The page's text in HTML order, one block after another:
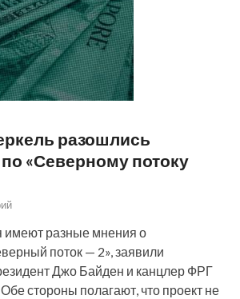
разошлись
«Северному потоку
разные мнения о
поток — 2», заявили
Джо Байден и канцлер ФРГ
стороны полагают, что проект не